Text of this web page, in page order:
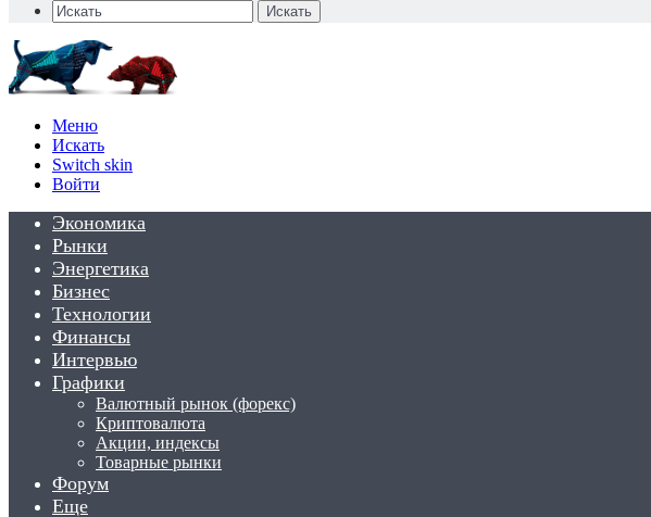
Искать
Меню
Искать
Switch skin
Войти
Экономика
Рынки
Энергетика
Бизнес
Технологии
Финансы
Интервью
Графики
Валютный рынок (форекс)
Криптовалюта
Акции, индексы
Товарные рынки
Форум
Еще